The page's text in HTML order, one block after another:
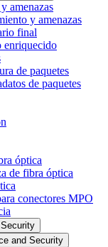
amenazas
y amenazas
final
enriquecido
de paquetes
de paquetes
óptica
de fibra óptica
conectores MPO
and Security